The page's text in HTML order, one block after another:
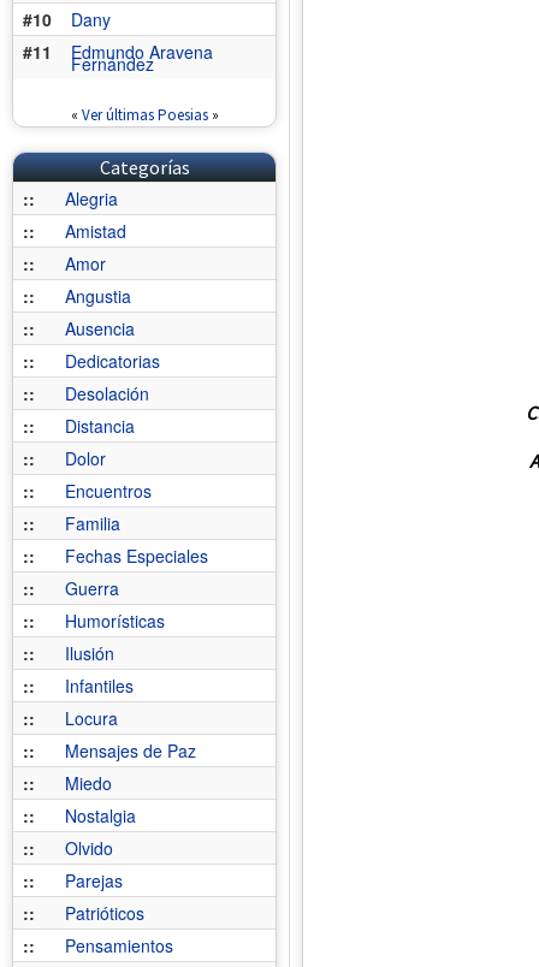
#10
Dany
#11
Edmundo Aravena
Fernández
« Ver últimas Poesias»
Categorías
::
Alegria
::
Amistad
::
Amor
::
Angustia
::
Ausencia
::
Dedicatorias
::
Desolación
::
Distancia
::
Dolor
::
Encuentros
::
Familia
::
Fechas Especiales
::
Guerra
::
Humorísticas
::
Ilusión
::
Infantiles
::
Locura
::
Mensajes de Paz
::
Miedo
::
Nostalgia
::
Olvido
::
Parejas
::
Patrióticos
::
Pensamientos